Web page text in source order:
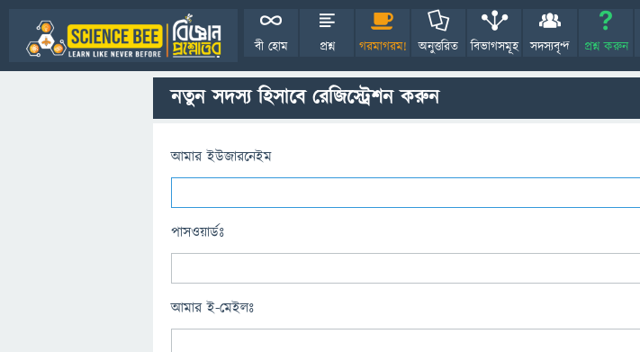
বী হোম প্রশ্ন গরমাগরম! অনুত্তরিত বিভাগসমূহ সদস্যবৃন্দ প্রশ্ন করুন
নতুন সদস্য হিসাবে রেজিস্ট্রেশন করুন
আমার ইউজারনেইম
পাসওয়ার্ডঃ
আমার ই-মেইলঃ